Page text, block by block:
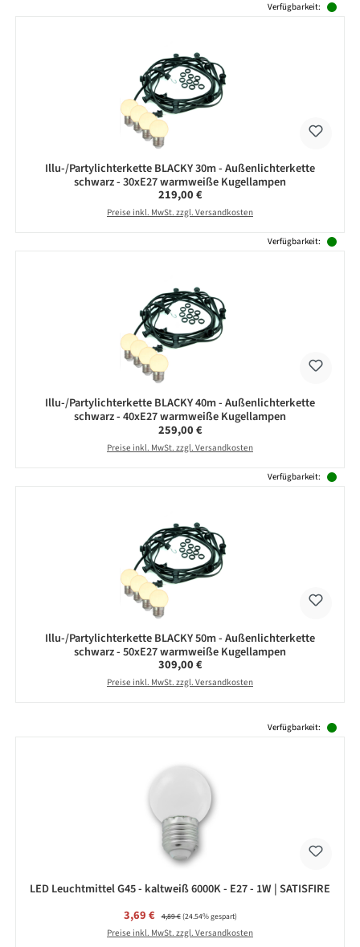
Verfügbarkeit:
Illu-/Partylichterkette BLACKY 30m - Außenlichterkette
schwarz - 30xE27 warmweiße Kugellampen
Regulärer Preis:
219,00 €
Preise inkl. MwSt. zzgl. Versandkosten
Verfügbarkeit:
Illu-/Partylichterkette BLACKY 40m - Außenlichterkette
schwarz - 40xE27 warmweiße Kugellampen
Regulärer Preis:
259,00 €
Preise inkl. MwSt. zzgl. Versandkosten
Verfügbarkeit:
Illu-/Partylichterkette BLACKY 50m - Außenlichterkette
schwarz - 50xE27 warmweiße Kugellampen
Regulärer Preis:
309,00 €
Preise inkl. MwSt. zzgl. Versandkosten
Verfügbarkeit:
LED Leuchtmittel G45 - kaltweiß 6000K - E27 - 1W | SATISFIRE
Verkaufspreis:
3,69 € Regulärer Preis:
4,89 €(24.54% gespart)
Preise inkl. MwSt. zzgl. Versandkosten